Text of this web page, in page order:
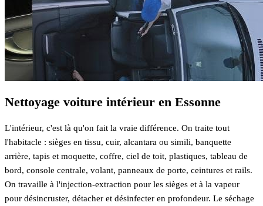
Nettoyage voiture intérieur en Essonne
L'intérieur, c'est là qu'on fait la vraie différence. On traite tout
l'habitacle : sièges en tissu, cuir, alcantara ou simili, banquette
arrière, tapis et moquette, coffre, ciel de toit, plastiques, tableau de
bord, console centrale, volant, panneaux de porte, ceintures et rails.
On travaille à l'injection-extraction pour les sièges et à la vapeur
pour désincruster, détacher et désinfecter en profondeur. Le séchage